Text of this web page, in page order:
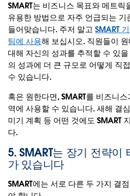
SMART는 비즈니스 목표와 메트
유용한 방법으로 자주 언급되는
들어맞습니다. 주저 말고SMART
팀에 사용해 보십시오. 직원들이
대해 자신의 성과를 추적할 수 있
의 성과에 더 큰 규모로 어떻게 직
수 있습니다.
혹은 원한다면, SMART를 비즈니
역에 사용할 수 있습니다. 새해 결
미기 계획 등 어떤 것에도 SMART
다.
5. SMART는 장기 전략이
가 있습니다
SMART에는 서로 다른 두 가지 결